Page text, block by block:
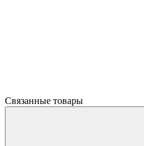
Связанные товары